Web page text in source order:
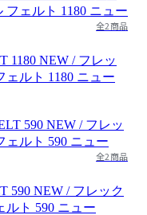
全2商品
1180 NEW / フレッ
ルト 1180 ニュー
全2商品
590 NEW / フレック
ルト 590 ニュー